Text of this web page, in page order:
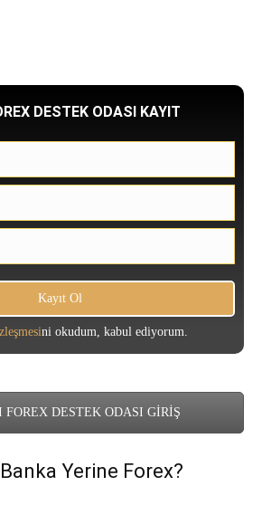
DESTEK ODASI KAYIT
ni okudum, kabul ediyorum.
FOREX DESTEK ODASI GİRİŞ
Yerine Forex?